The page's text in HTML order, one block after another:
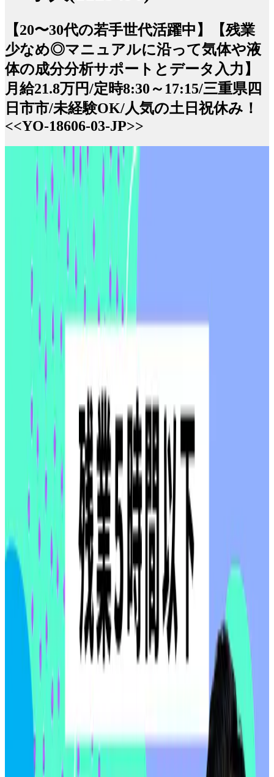
【20〜30代の若手世代活躍中】【残業
少なめ◎マニュアルに沿って気体や液
体の成分分析サポートとデータ入力】
月給21.8万円/定時8:30～17:15/三重県四
日市市/未経験OK/人気の土日祝休み！
<<YO-18606-03-JP>>